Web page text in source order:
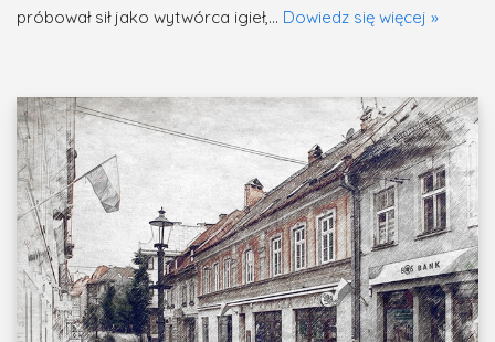
próbował sił jako wytwórca igieł,… Dowiedz się więcej »